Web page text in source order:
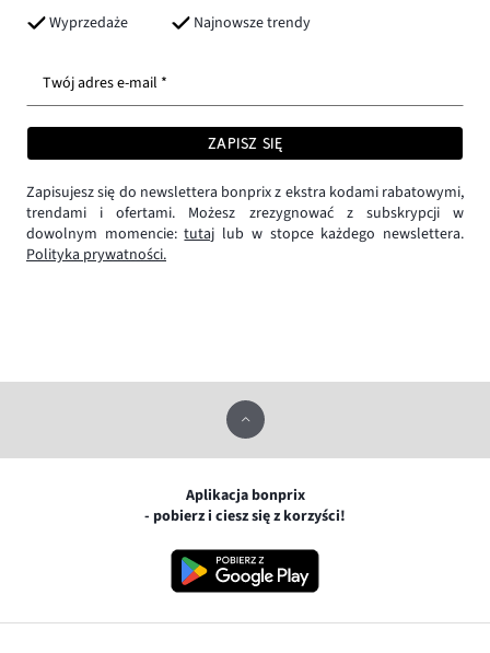
Wyprzedaże
Najnowsze trendy
Twój adres e-mail *
ZAPISZ SIĘ
Zapisujesz się do newslettera bonprix z ekstra kodami rabatowymi,
trendami i ofertami. Możesz zrezygnować z subskrypcji w
dowolnym momencie:tutaj lub w stopce każdego newslettera.
Polityka prywatności.
Aplikacja bonprix
- pobierz i ciesz się z korzyści!